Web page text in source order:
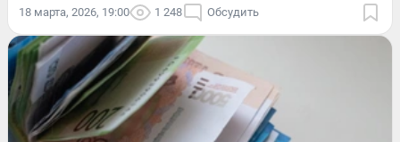
18 марта, 2026, 19:00 1 248 Обсудить